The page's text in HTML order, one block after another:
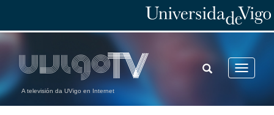
A televisión da UVigo en Internet
Toggle
TOGGLE
SEARCH